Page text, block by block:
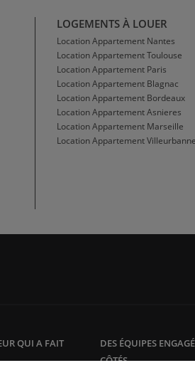
LOGEMENTS À LOUER
Location Appartement Nantes
Location Appartement Toulouse
Location Appartement Paris
Location Appartement Blagnac
Location Appartement Bordeaux
Location Appartement Asnieres
Location Appartement Marseille
Location Appartement Villeurbanne
QUI A FAIT
DES ÉQUIPES
CÔTÉS